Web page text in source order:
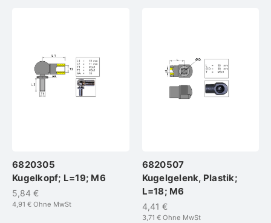
6820305
Kugelkopf; L=19; M6
5,84 €
4,91 € Ohne MwSt
6820507
Kugelgelenk, Plastik;
L=18; M6
4,41 €
3,71 €Ohne MwSt